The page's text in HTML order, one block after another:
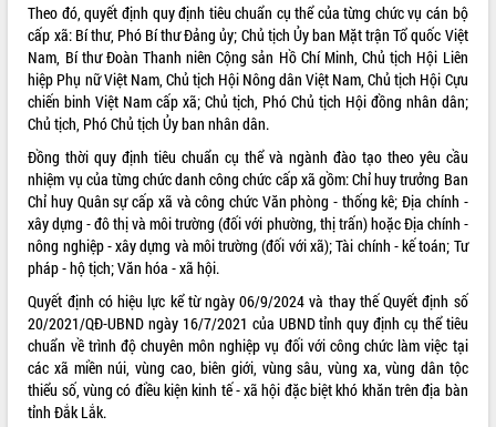
Theo đó, quyết định quy định tiêu chuẩn cụ thể của từng chức vụ cán bộ
cấp xã: Bí thư, Phó Bí thư Đảng ủy; Chủ tịch Ủy ban Mặt trận Tổ quốc Việt
Nam, Bí thư Đoàn Thanh niên Cộng sản Hồ Chí Minh, Chủ tịch Hội Liên
hiệp Phụ nữ Việt Nam, Chủ tịch Hội Nông dân Việt Nam, Chủ tịch Hội Cựu
chiến binh Việt Nam cấp xã; Chủ tịch, Phó Chủ tịch Hội đồng nhân dân;
Chủ tịch, Phó Chủ tịch Ủy ban nhân dân.
Đồng thời quy định tiêu chuẩn cụ thể và ngành đào tạo theo yêu cầu
nhiệm vụ của từng chức danh công chức cấp xã gồm: Chỉ huy trưởng Ban
Chỉ huy Quân sự cấp xã và công chức Văn phòng - thống kê; Địa chính -
xây dựng - đô thị và môi trường (đối với phường, thị trấn) hoặc Địa chính -
nông nghiệp - xây dựng và môi trường (đối với xã); Tài chính - kế toán; Tư
pháp - hộ tịch; Văn hóa - xã hội.
Quyết định có hiệu lực kể từ ngày 06/9/2024 và thay thế Quyết định số
20/2021/QĐ-UBND ngày 16/7/2021 của UBND tỉnh quy định cụ thể tiêu
chuẩn về trình độ chuyên môn nghiệp vụ đối với công chức làm việc tại
các xã miền núi, vùng cao, biên giới, vùng sâu, vùng xa, vùng dân tộc
thiểu số, vùng có điều kiện kinh tế - xã hội đặc biệt khó khăn trên địa bàn
tỉnh Đắk Lắk.